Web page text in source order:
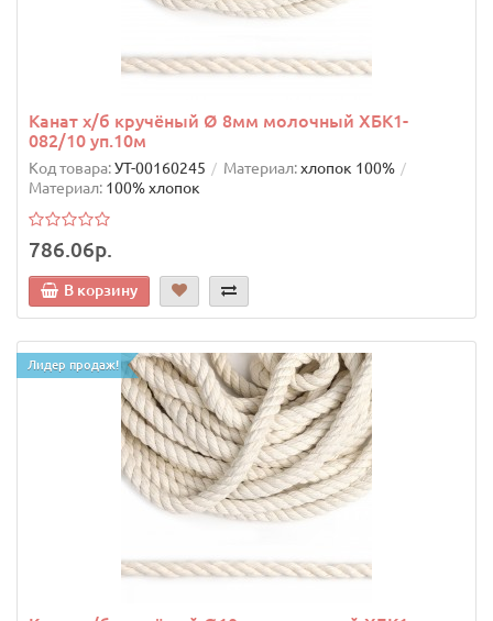
Канат х/б кручёный Ø 8мм молочный ХБК1-
082/10 уп.10м
Код товара:УТ-00160245 Материал:хлопок 100%
Материал: 100% хлопок
786.06р.
В корзину
Лидер продаж!